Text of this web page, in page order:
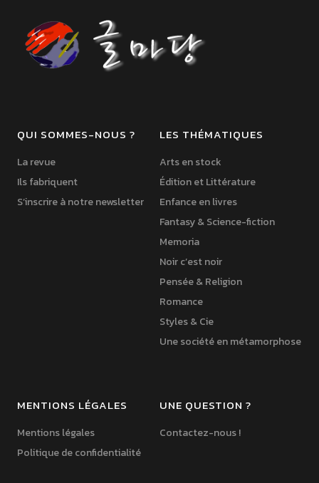
QUI SOMMES-NOUS ?
La revue
Ils fabriquent
S’inscrire à notre newsletter
LES THÉMATIQUES
Arts en stock
Édition et Littérature
Enfance en livres
Fantasy & Science-fiction
Memoria
Noir c’est noir
Pensée & Religion
Romance
Styles & Cie
Une société en métamorphose
MENTIONS LÉGALES
Mentions légales
Politique de confidentialité
UNE QUESTION ?
Contactez-nous !